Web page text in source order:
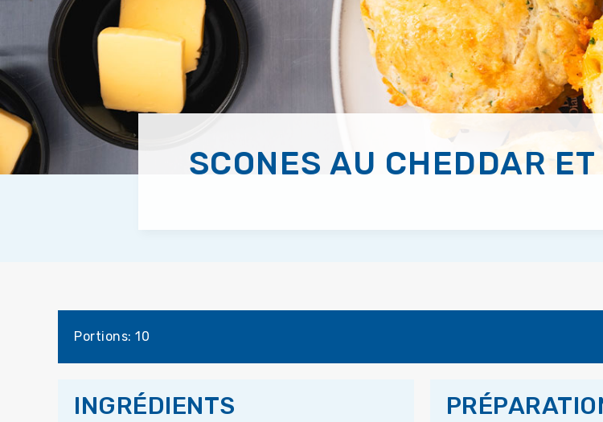
SCONES AU CHEDDAR
Portions: 10
INGRÉDIENTS